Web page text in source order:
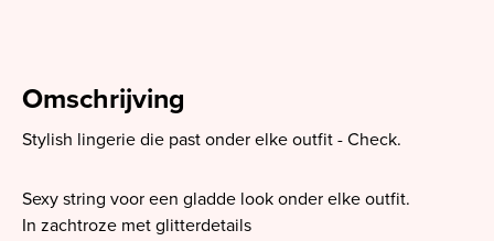
Omschrijving
Stylish lingerie die past onder elke outfit - Check.
Sexy string voor een gladde look onder elke outfit.
In zachtroze met glitterdetails